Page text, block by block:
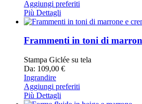
Aggiungi preferiti
Più Dettagli
Frammenti in toni di
Stampa Giclée su tela
Da: 109,00 €
Ingrandire
Aggiungi preferiti
Più Dettagli